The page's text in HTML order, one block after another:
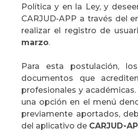
Política y en la Ley, y
CARJUD-APP a través del
realizar el registro de
marzo.
Para esta postulación,
documentos que
profesionales y
una opción en el menú
previamente aportados,
del aplicativo de CARJUD-